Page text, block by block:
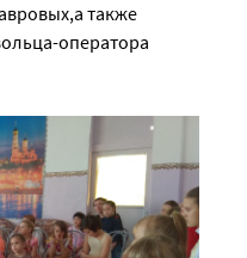
также
оператора